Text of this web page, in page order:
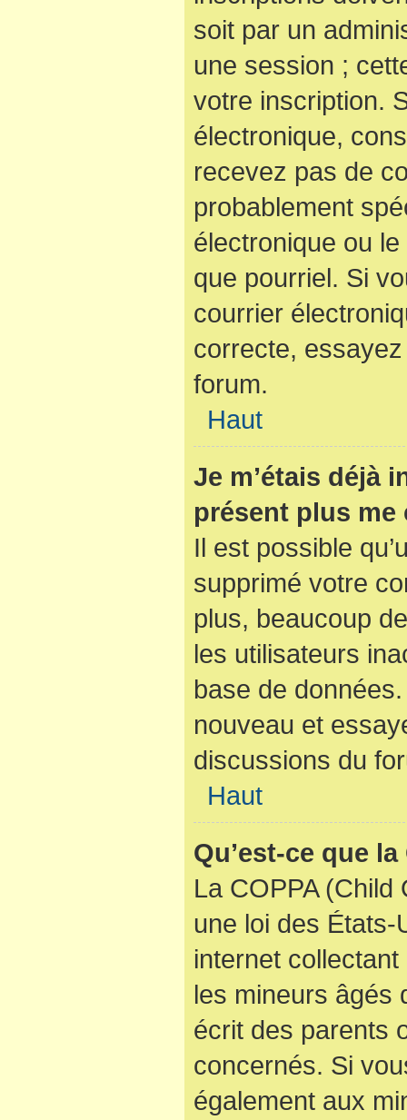
soit par un
une session ;
votre inscription.
électronique,
recevez pas de
probablement
électronique ou
que pourriel. Si
courrier
correcte,
forum.
Haut
Je m’étais déjà
présent plus
Il est possible
supprimé votre
plus, beaucoup
les utilisateurs
base de
nouveau et
discussions du
Haut
Qu’est-ce que la
La COPPA
une loi des États-
internet
les mineurs âgés
écrit des parents
concernés. Si
également aux